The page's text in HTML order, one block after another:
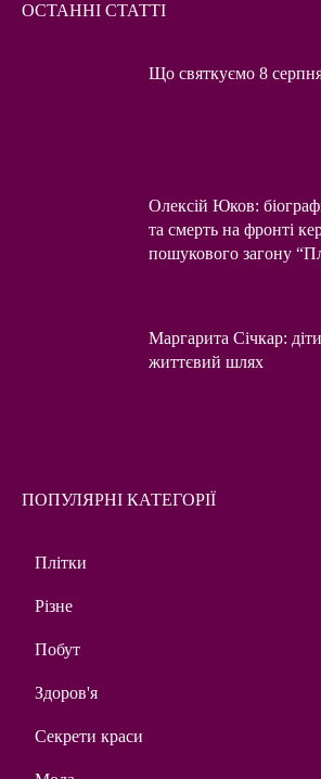
ОСТАННІ СТАТТІ
Що святкуємо 8
Олексій Юков:
та смерть на фронті
пошукового загону
Маргарита Січкар:
життєвий шлях
ПОПУЛЯРНІ КАТЕГОРІЇ
Плітки
Різне
Побут
Здоров'я
Секрети краси